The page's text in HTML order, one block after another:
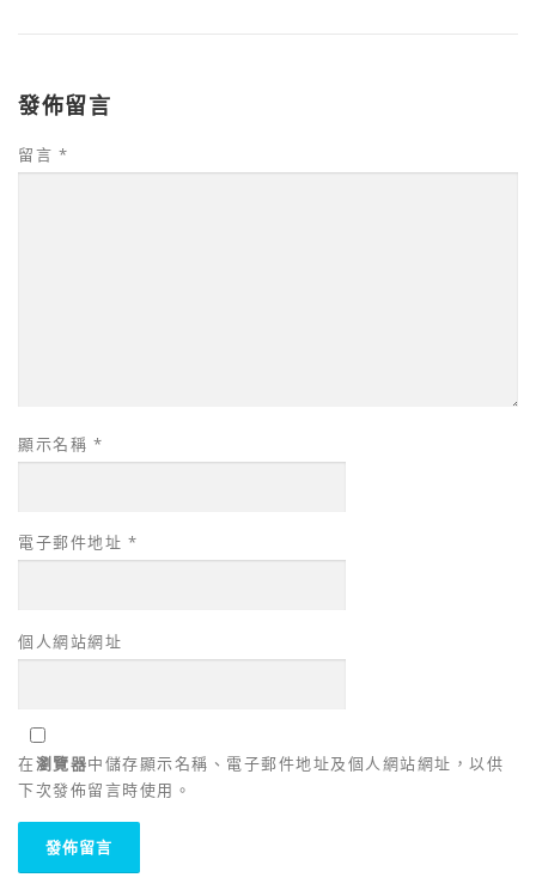
發佈留言
留言 *
顯示名稱 *
電子郵件地址 *
個人網站網址
在瀏覽器中儲存顯示名稱、電子郵件地址及個人網站網址，以供
下次發佈留言時使用。